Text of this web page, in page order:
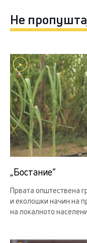
Не
„Бостание“
Првата општествена
и еколошки начин на
на локалното